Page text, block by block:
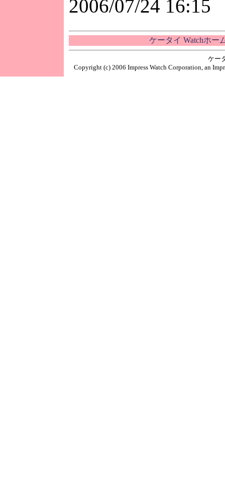
2006/07/24 16:15
ケータイ Watchホー
ケー
Copyright (c) 2006 Impress Watch Corporation, an